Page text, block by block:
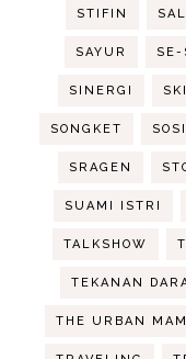
STIFIN
SAYUR SE-
SINERGI
SONGKET
SRAGEN
SUAMI ISTRI
TALKSHOW
TEKANAN
THE URBAN